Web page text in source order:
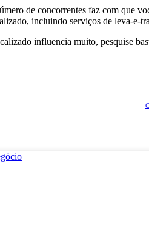
de concorrentes faz com que
incluindo serviços de leva-e-
influencia muito, pesquise